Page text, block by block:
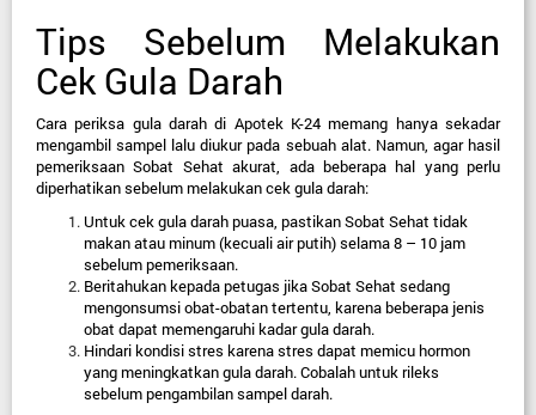
Tips Sebelum Melakukan
Cek Gula Darah
Cara periksa gula darah di Apotek K-24 memang hanya sekadar
mengambil sampel lalu diukur pada sebuah alat. Namun, agar hasil
pemeriksaan Sobat Sehat akurat, ada beberapa hal yang perlu
diperhatikan sebelum melakukan cek gula darah:
Untuk cek gula darah puasa, pastikan Sobat Sehat tidak
makan atau minum (kecuali air putih) selama 8 – 10 jam
sebelum pemeriksaan.
Beritahukan kepada petugas jika Sobat Sehat sedang
mengonsumsi obat-obatan tertentu, karena beberapa jenis
obat dapat memengaruhi kadar gula darah.
Hindari kondisi stres karena stres dapat memicu hormon
yang meningkatkan gula darah. Cobalah untuk rileks
sebelum pengambilan sampel darah.